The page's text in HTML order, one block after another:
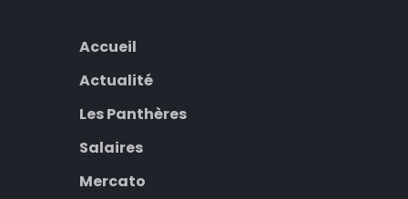
Accueil
Actualité
Les Panthères
Salaires
Mercato